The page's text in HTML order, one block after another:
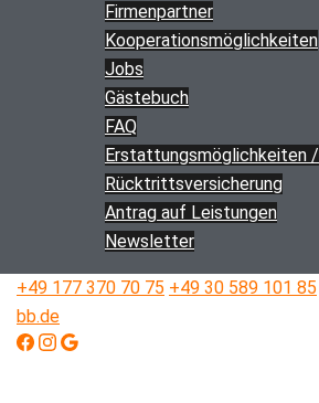
Firmenpartner
Kooperations­möglichkeiten
Jobs
Gästebuch
FAQ
Erstattungs­­möglichkeiten /
Rücktritts­versicherung
Antrag auf Leistungen
Newsletter
+49 177 370 70 75 +49 30 589 101 85
bb.de